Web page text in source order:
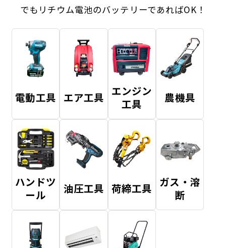
でもリチウム電池のバッテリーであればOK！
電動工具 エア工具 エンジン
工具
農機具
ハンドツ
ール
油圧工具 荷締工具 ガス・溶
断